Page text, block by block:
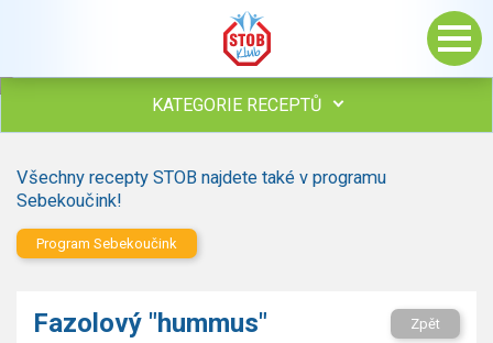
KATEGORIE RECEPTŮ
Polévky
Maso
Saláty
Všechny recepty STOB najdete také v programu
Sebekoučink!
Program Sebekoučink
Fazolový "hummus" Zpět